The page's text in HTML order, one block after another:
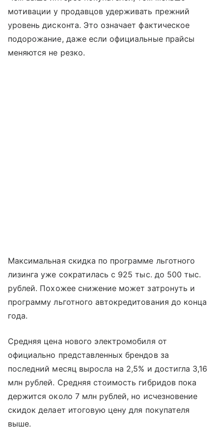
мотивации у продавцов удерживать прежний
уровень дисконта. Это означает фактическое
подорожание, даже если официальные прайсы
меняются не резко.
Максимальная скидка по программе льготного
лизинга уже сократилась с 925 тыс. до 500 тыс.
рублей. Похожее снижение может затронуть и
программу льготного автокредитования до конца
года.
Средняя цена нового электромобиля от
официально представленных брендов за
последний месяц выросла на 2,5% и достигла 3,16
млн рублей. Средняя стоимость гибридов пока
держится около 7 млн рублей, но исчезновение
скидок делает итоговую цену для покупателя
выше.